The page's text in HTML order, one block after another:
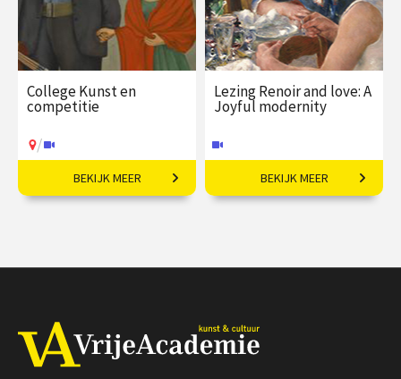
College Kunst en
competitie
/
Vriendschap, strijd en
inspiratie.
okt
BEKIJK MEER
Lezing Renoir and love: A
Joyful modernity
Impressionist met
fascinatie voor de mens.
nov
BEKIJK MEER